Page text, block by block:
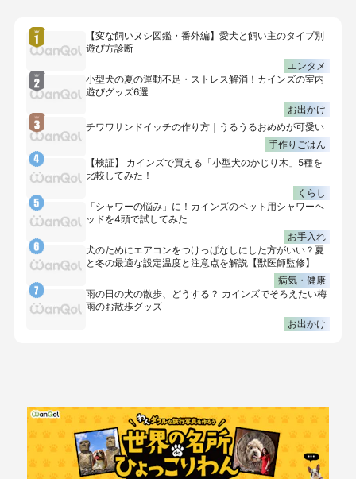
【変な飼いヌシ図鑑・番外編】愛犬と飼い主のタイプ別
遊び方診断
エンタメ
小型犬の夏の運動不足・ストレス解消！カインズの室内
遊びグッズ6選
お出かけ
チワワサンドイッチの作り方｜うるうるおめめが可愛い
手作りごはん
【検証】 カインズで買える「小型犬のかじり木」5種を
比較してみた！
くらし
「シャワーの悩み」に！カインズのペット用シャワーヘ
ッドを4頭で試してみた
お手入れ
犬のためにエアコンをつけっぱなしにした方がいい？夏
と冬の最適な設定温度と注意点を解説【獣医師監修】
病気・健康
雨の日の犬の散歩、どうする？ カインズでそろえたい梅
雨のお散歩グッズ
お出かけ